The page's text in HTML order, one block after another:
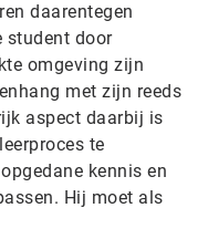
daarentegen
student door
omgeving zijn
met zijn reeds
aspect daarbij is
te
kennis en
Hij moet als